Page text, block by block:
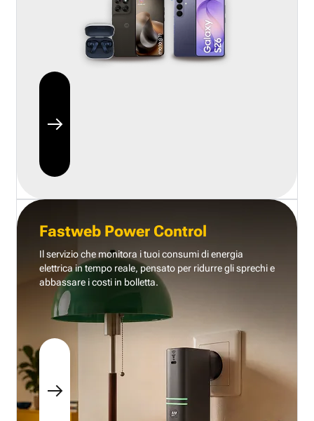
Fastweb Power Control
Il servizio che monitora i tuoi consumi di energia
elettrica in tempo reale, pensato per ridurre gli sprechi e
abbassare i costi in bolletta.